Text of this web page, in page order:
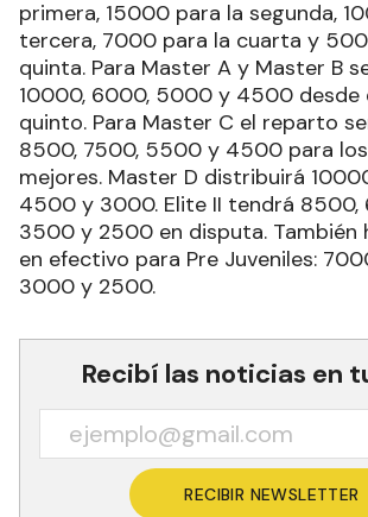
primera, 15000 para la segunda,
tercera, 7000 para la cuarta y
quinta. Para Master A y Master B
10000, 6000, 5000 y 4500 desde
quinto. Para Master C el reparto
8500, 7500, 5500 y 4500 para
mejores. Master D distribuirá
4500 y 3000. Elite II tendrá 8500,
3500 y 2500 en disputa. También
en efectivo para Pre Juveniles:
3000 y 2500.
Recibí las noticias en
RECIBIR NEWSLETTER